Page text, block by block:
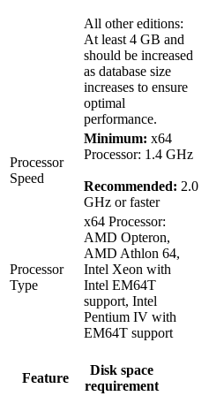
All other editions:
At least 4 GB and
should be increased
as database size
increases to ensure
optimal
performance.
Processor
Speed
Minimum: x64
Processor: 1.4 GHz
Recommended: 2.0
GHz or faster
Processor
Type
x64 Processor:
AMD Opteron,
AMD Athlon 64,
Intel Xeon with
Intel EM64T
support, Intel
Pentium IV with
EM64T support
Feature
Disk space
requirement